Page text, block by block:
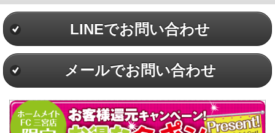
LINEでお問い合わせ
メールでお問い合わせ